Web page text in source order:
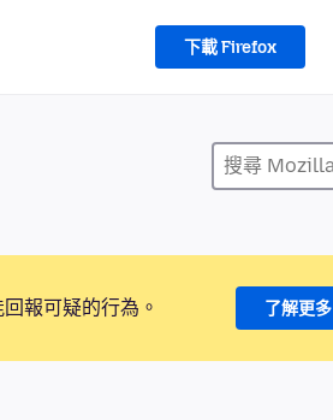
下載 Firefox
報可疑的行為。 了解更多